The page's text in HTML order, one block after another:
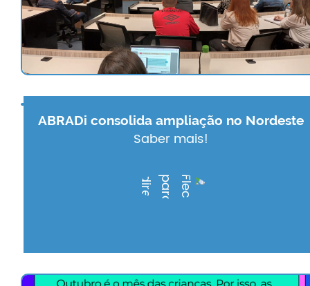
ABRADi consolida ampliação no Nordeste
Saber mais!